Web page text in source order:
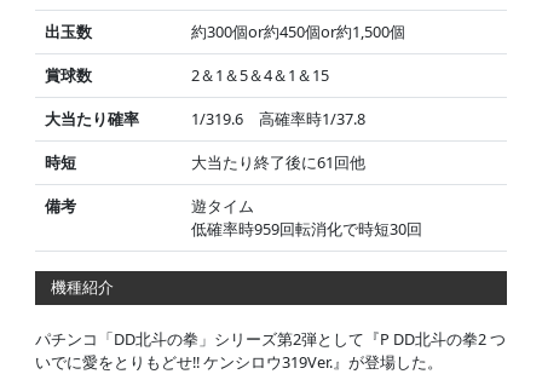
出玉数
約300個or約450個or約1,500個
賞球数
2＆1＆5＆4＆1＆15
大当たり確率
1/319.6 高確率時1/37.8
時短
大当たり終了後に61回他
備考
遊タイム
低確率時959回転消化で時短30回
機種紹介
パチンコ「DD北斗の拳」シリーズ第2弾として『P DD北斗の拳2 つ
いでに愛をとりもどせ!! ケンシロウ319Ver.』が登場した。